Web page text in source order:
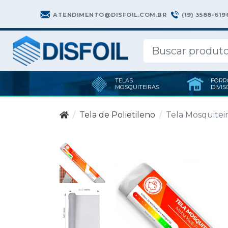
ATENDIMENTO@DISFOIL.COM.BR (19) 3588-
TELAS
MOSQUITEIRAS
Tela de Polietileno Tela